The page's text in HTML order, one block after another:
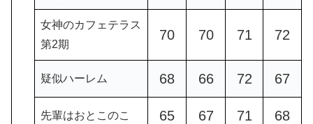
女神のカフェテラス
第2期
70 70 71 72
疑似ハーレム 68 66 72 67
先輩はおとこのこ 65 67 71 68